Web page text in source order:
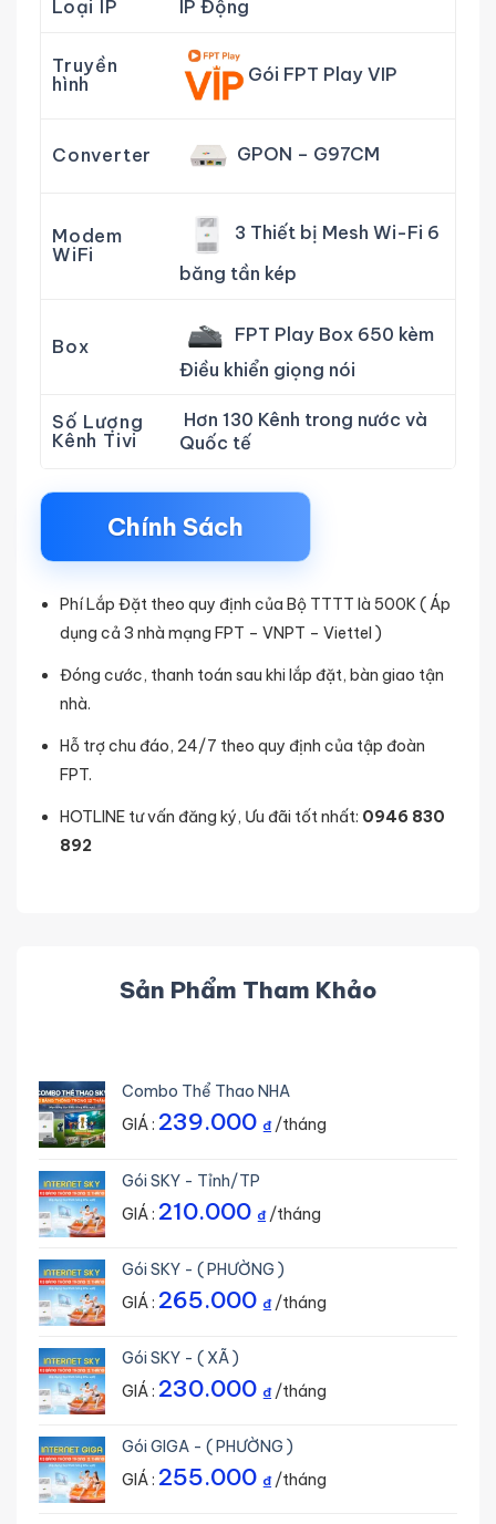
Loại IP IP Động
Truyền
hình
Gói FPT Play VIP
Converter GPON – G97CM
Modem
WiFi
3 Thiết bị Mesh Wi-Fi 6
băng tần kép
Box
FPT Play Box 650 kèm
Điều khiển giọng nói
Số Lượng
Kênh Tivi
Hơn 130 Kênh trong nước và
Quốc tế
Chính Sách
Phí Lắp Đặt theo quy định của Bộ TTTT là 500K ( Áp
dụng cả 3 nhà mạng FPT – VNPT – Viettel )
Đóng cước, thanh toán sau khi lắp đặt, bàn giao tận
nhà.
Hỗ trợ chu đáo, 24/7 theo quy định của tập đoàn
FPT.
HOTLINE tư vấn đăng ký, Ưu đãi tốt nhất: 0946 830
892
Sản Phẩm Tham Khảo
Combo Thể Thao NHA
GIÁ : 239.000 ₫/tháng
Gói SKY - Tỉnh/TP
GIÁ : 210.000 ₫/tháng
Gói SKY - ( PHƯỜNG )
GIÁ : 265.000 ₫/tháng
Gói SKY - ( XÃ )
GIÁ : 230.000 ₫/tháng
Gói GIGA - ( PHƯỜNG )
GIÁ : 255.000 ₫/tháng